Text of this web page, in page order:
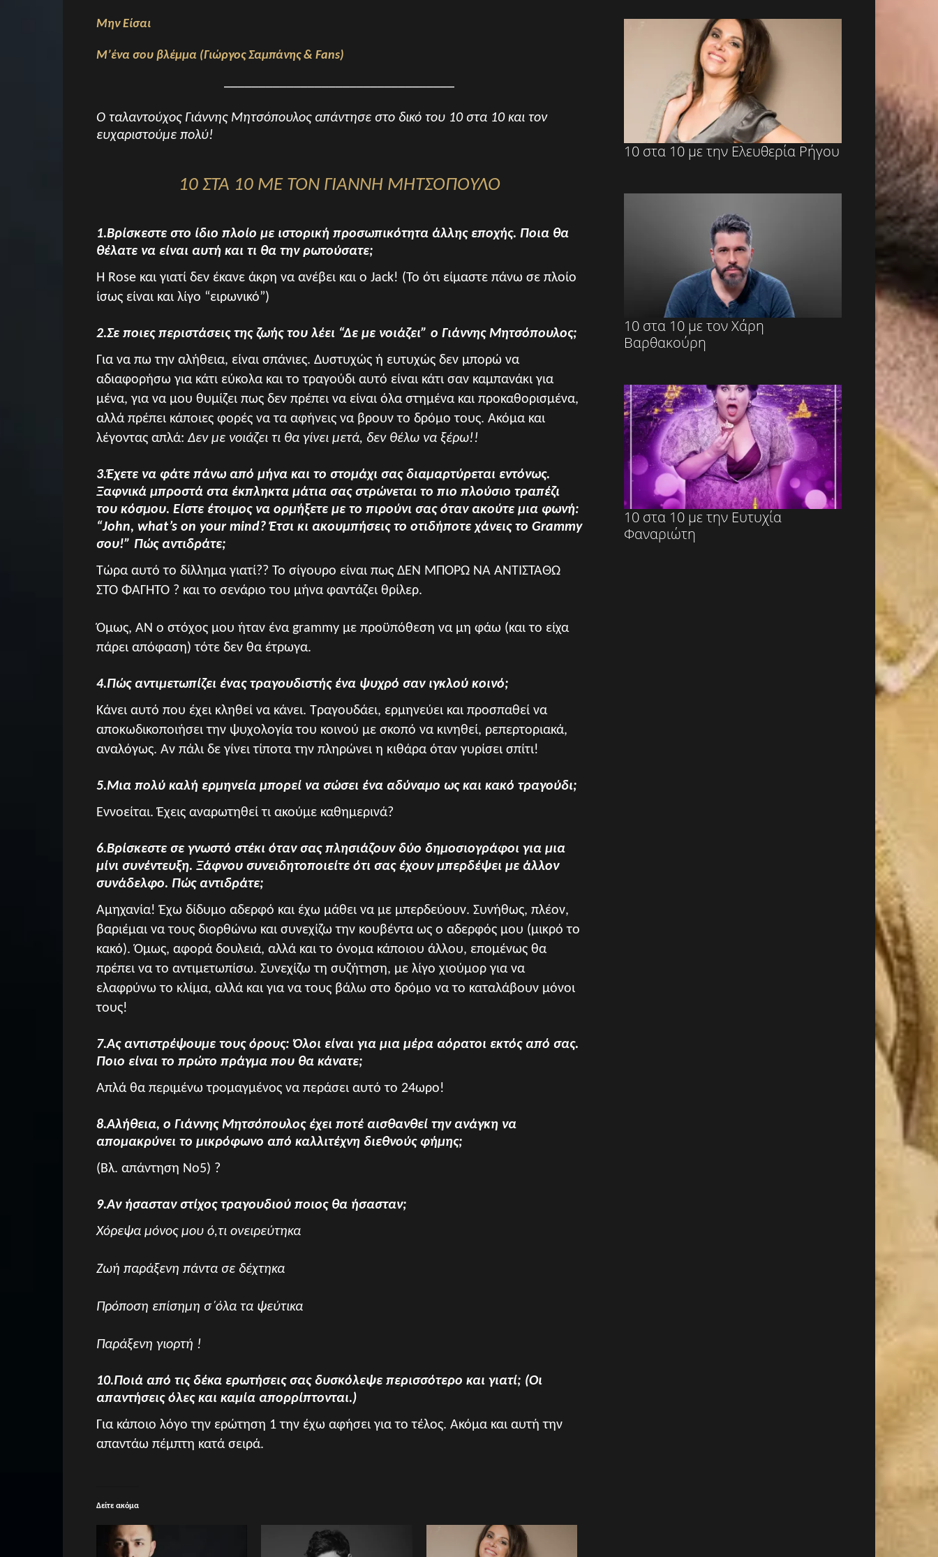
Μην Είσαι
Μ’ένα σου βλέμμα (Γιώργος Σαμπάνης & Fans)
Ο ταλαντούχος Γιάννης Μητσόπουλος απάντησε στο δικό του 10 στα 10 και τον
ευχαριστούμε πολύ!
10 ΣΤΑ 10 ΜΕ ΤΟΝ ΓΙΑΝΝΗ ΜΗΤΣΟΠΟΥΛΟ
1.Βρίσκεστε στο ίδιο πλοίο με ιστορική προσωπικότητα άλλης εποχής. Ποια θα
θέλατε να είναι αυτή και τι θα την ρωτούσατε;
Η Rose και γιατί δεν έκανε άκρη να ανέβει και ο Jack! (Το ότι είμαστε πάνω σε πλοίο
ίσως είναι και λίγο “ειρωνικό”)
2.Σε ποιες περιστάσεις της ζωής του λέει “Δε με νοιάζει” ο Γιάννης Μητσόπουλος;
Για να πω την αλήθεια, είναι σπάνιες. Δυστυχώς ή ευτυχώς δεν μπορώ να
αδιαφορήσω για κάτι εύκολα και το τραγούδι αυτό είναι κάτι σαν καμπανάκι για
μένα, για να μου θυμίζει πως δεν πρέπει να είναι όλα στημένα και προκαθορισμένα,
αλλά πρέπει κάποιες φορές να τα αφήνεις να βρουν το δρόμο τους. Ακόμα και
λέγοντας απλά:Δεν με νοιάζει τι θα γίνει μετά, δεν θέλω να ξέρω!!
3.Έχετε να φάτε πάνω από μήνα και το στομάχι σας διαμαρτύρεται εντόνως.
Ξαφνικά μπροστά στα έκπληκτα μάτια σας στρώνεται το πιο πλούσιο τραπέζι
του κόσμου. Είστε έτοιμος να ορμήξετε με το πιρούνι σας όταν ακούτε μια φωνή:
“John, what’s on your mind? Έτσι κι ακουμπήσεις το οτιδήποτε χάνεις το Grammy
σου!” Πώς αντιδράτε;
Τώρα αυτό το δίλλημα γιατί?? Το σίγουρο είναι πως ΔΕΝ ΜΠΟΡΩ ΝΑ ΑΝΤΙΣΤΑΘΩ
ΣΤΟ ΦΑΓΗΤΟ ? και το σενάριο του μήνα φαντάζει θρίλερ.
Όμως, ΑΝ ο στόχος μου ήταν ένα grammy με προϋπόθεση να μη φάω (και το είχα
πάρει απόφαση) τότε δεν θα έτρωγα.
4.Πώς αντιμετωπίζει ένας τραγουδιστής ένα ψυχρό σαν ιγκλού κοινό;
Κάνει αυτό που έχει κληθεί να κάνει. Τραγουδάει, ερμηνεύει και προσπαθεί να
αποκωδικοποιήσει την ψυχολογία του κοινού με σκοπό να κινηθεί, ρεπερτοριακά,
αναλόγως. Αν πάλι δε γίνει τίποτα την πληρώνει η κιθάρα όταν γυρίσει σπίτι!
5.Μια πολύ καλή ερμηνεία μπορεί να σώσει ένα αδύναμο ως και κακό τραγούδι;
Εννοείται. Έχεις αναρωτηθεί τι ακούμε καθημερινά?
6.Βρίσκεστε σε γνωστό στέκι όταν σας πλησιάζουν δύο δημοσιογράφοι για μια
μίνι συνέντευξη. Ξάφνου συνειδητοποιείτε ότι σας έχουν μπερδέψει με άλλον
συνάδελφο. Πώς αντιδράτε;
Αμηχανία! Έχω δίδυμο αδερφό και έχω μάθει να με μπερδεύουν. Συνήθως, πλέον,
βαριέμαι να τους διορθώνω και συνεχίζω την κουβέντα ως ο αδερφός μου (μικρό το
κακό). Όμως, αφορά δουλειά, αλλά και το όνομα κάποιου άλλου, επομένως θα
πρέπει να το αντιμετωπίσω. Συνεχίζω τη συζήτηση, με λίγο χιούμορ για να
ελαφρύνω το κλίμα, αλλά και για να τους βάλω στο δρόμο να το καταλάβουν μόνοι
τους!
7.Ας αντιστρέψουμε τους όρους: Όλοι είναι για μια μέρα αόρατοι εκτός από σας.
Ποιο είναι το πρώτο πράγμα που θα κάνατε;
Απλά θα περιμένω τρομαγμένος να περάσει αυτό το 24ωρο!
8.Αλήθεια, ο Γιάννης Μητσόπουλος έχει ποτέ αισθανθεί την ανάγκη να
απομακρύνει το μικρόφωνο από καλλιτέχνη διεθνούς φήμης;
(Βλ. απάντηση Νο5) ?
9.Αν ήσασταν στίχος τραγουδιού ποιος θα ήσασταν;
Χόρεψα μόνος μου ό,τι ονειρεύτηκα
Ζωή παράξενη πάντα σε δέχτηκα
Πρόποση επίσημη σ΄όλα τα ψεύτικα
Παράξενη γιορτή !
10.Ποιά από τις δέκα ερωτήσεις σας δυσκόλεψε περισσότερο και γιατί; (Οι
απαντήσεις όλες και καμία απορρίπτονται.)
Για κάποιο λόγο την ερώτηση 1 την έχω αφήσει για το τέλος. Ακόμα και αυτή την
απαντάω πέμπτη κατά σειρά.
Δείτε ακόμα
10 στα 10 με την Ελευθερία Ρήγου
10 στα 10 με τον Χάρη
Βαρθακούρη
10 στα 10 με την Ευτυχία
Φαναριώτη